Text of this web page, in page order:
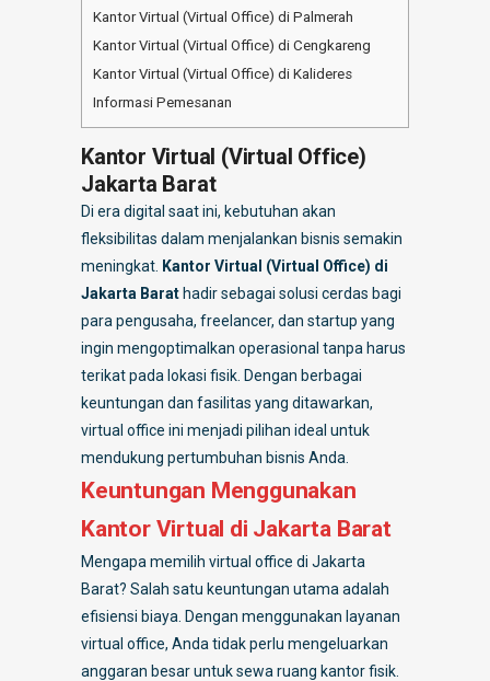
Kantor Virtual (Virtual Office) di Palmerah
Kantor Virtual (Virtual Office) di Cengkareng
Kantor Virtual (Virtual Office) di Kalideres
Informasi Pemesanan
Kantor Virtual (Virtual Office)
Jakarta Barat
Di era digital saat ini, kebutuhan akan
fleksibilitas dalam menjalankan bisnis semakin
meningkat. Kantor Virtual (Virtual Office) di
Jakarta Barat hadir sebagai solusi cerdas bagi
para pengusaha, freelancer, dan startup yang
ingin mengoptimalkan operasional tanpa harus
terikat pada lokasi fisik. Dengan berbagai
keuntungan dan fasilitas yang ditawarkan,
virtual office ini menjadi pilihan ideal untuk
mendukung pertumbuhan bisnis Anda.
Keuntungan Menggunakan
Kantor Virtual di Jakarta Barat
Mengapa memilih virtual office di Jakarta
Barat? Salah satu keuntungan utama adalah
efisiensi biaya. Dengan menggunakan layanan
virtual office, Anda tidak perlu mengeluarkan
anggaran besar untuk sewa ruang kantor fisik.